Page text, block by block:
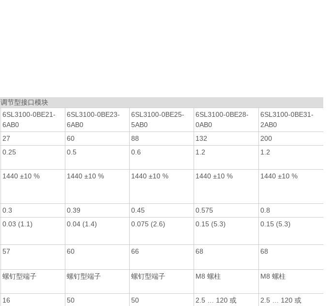
调节型接口模块
6SL3100-0BE21-
6AB0
6SL3100-0BE23-
6AB0
6SL3100-0BE25-
5AB0
6SL3100-0BE28-
0AB0
6SL3100-0BE31-
2AB0
27 60 88 132
200
0.25 0.5 0.6 1.2 1.2
1440 ±10 % 1440 ±10 % 1440 ±10 % 1440 ±10 % 1440 ±10 %
0.3 0.39 0.45 0.575
0.8
0.03 (1.1) 0.04 (1.4) 0.075 (2.6) 0.15 (5.3) 0.15 (5.3)
57 60 66 68 68
螺钉型端子 螺钉型端子 螺钉型端子 M8 螺柱 M8 螺柱
16 50 50
2.5 … 120 或
2.5 … 120 或